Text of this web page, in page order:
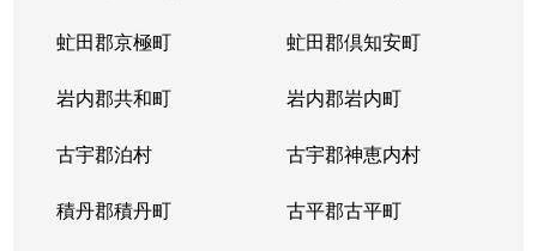
虻田郡京極町 虻田郡倶知安町
岩内郡共和町 岩内郡岩内町
古宇郡泊村 古宇郡神恵内村
積丹郡積丹町 古平郡古平町